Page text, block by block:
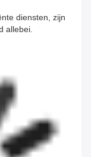
diensten, zijn
allebei.